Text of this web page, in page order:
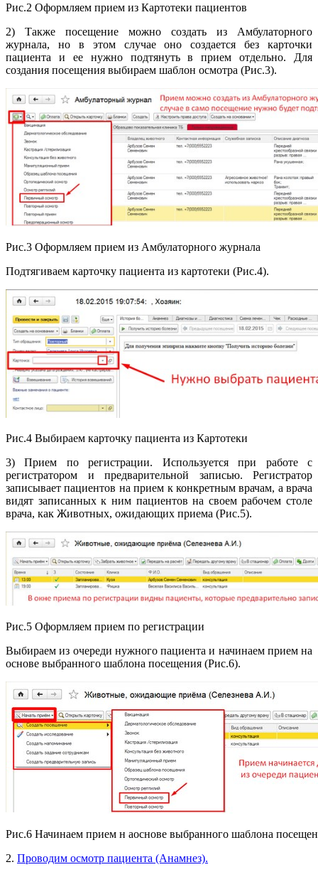
Рис.2 Оформляем прием из Картотеки пациентов
2) Также посещение можно создать из Амбулаторного
журнала, но в этом случае оно создается без карточки
пациента и ее нужно подтянуть в прием отдельно. Для
создания посещения выбираем шаблон осмотра (Рис.3).
Рис.3 Оформляем прием из Амбулаторного журнала
Подтягиваем карточку пациента из картотеки (Рис.4).
Рис.4 Выбираем карточку пациента из Картотеки
3) Прием по регистрации. Используется при работе с
регистратором и предварительной записью. Регистратор
записывает пациентов на прием к конкретным врачам, а врача
видят записанных к ним пациентов на своем рабочем столе
врача, как Животных, ожидающих приема (Рис.5).
Рис.5 Оформляем прием по регистрации
Выбираем из очереди нужного пациента и начинаем прием на
основе выбранного шаблона посещения (Рис.6).
Рис.6 Начинаем прием н аоснове выбранного шаблона
2. Проводим осмотр пациента (Анамнез).